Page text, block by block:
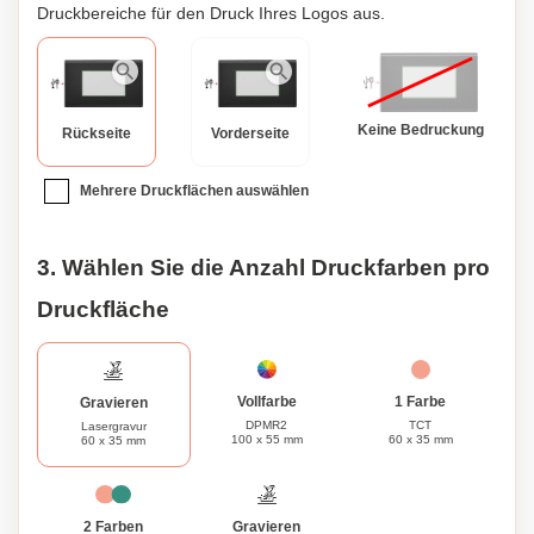
Druckbereiche für den Druck Ihres Logos aus.
Rückseite Vorderseite Keine Bedruckung
Mehrere Druckflächen auswählen
3. Wählen Sie die Anzahl Druckfarben pro
Druckfläche
Gravieren
Lasergravur
60 x 35 mm
Vollfarbe
DPMR2
100 x 55 mm
1 Farbe
TCT
60 x 35 mm
2 Farben Gravieren